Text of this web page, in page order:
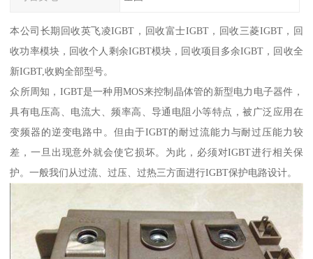
本公司长期回收英飞凌IGBT，回收富士IGBT，回收三菱IGBT，回
收功率模块，回收个人剩余IGBT模块，回收项目多余IGBT，回收全
新IGBT,收购全部型号。
众所周知，IGBT是一种用MOS来控制晶体管的新型电力电子器件，
具有电压高、电流大、频率高、导通电阻小等特点，被广泛应用在
变频器的逆变电路中。但由于IGBT的耐过流能力与耐过压能力较
差，一旦出现意外就会使它损坏。为此，必须对IGBT进行相关保
护。一般我们从过流、过压、过热三方面进行IGBT保护电路设计。